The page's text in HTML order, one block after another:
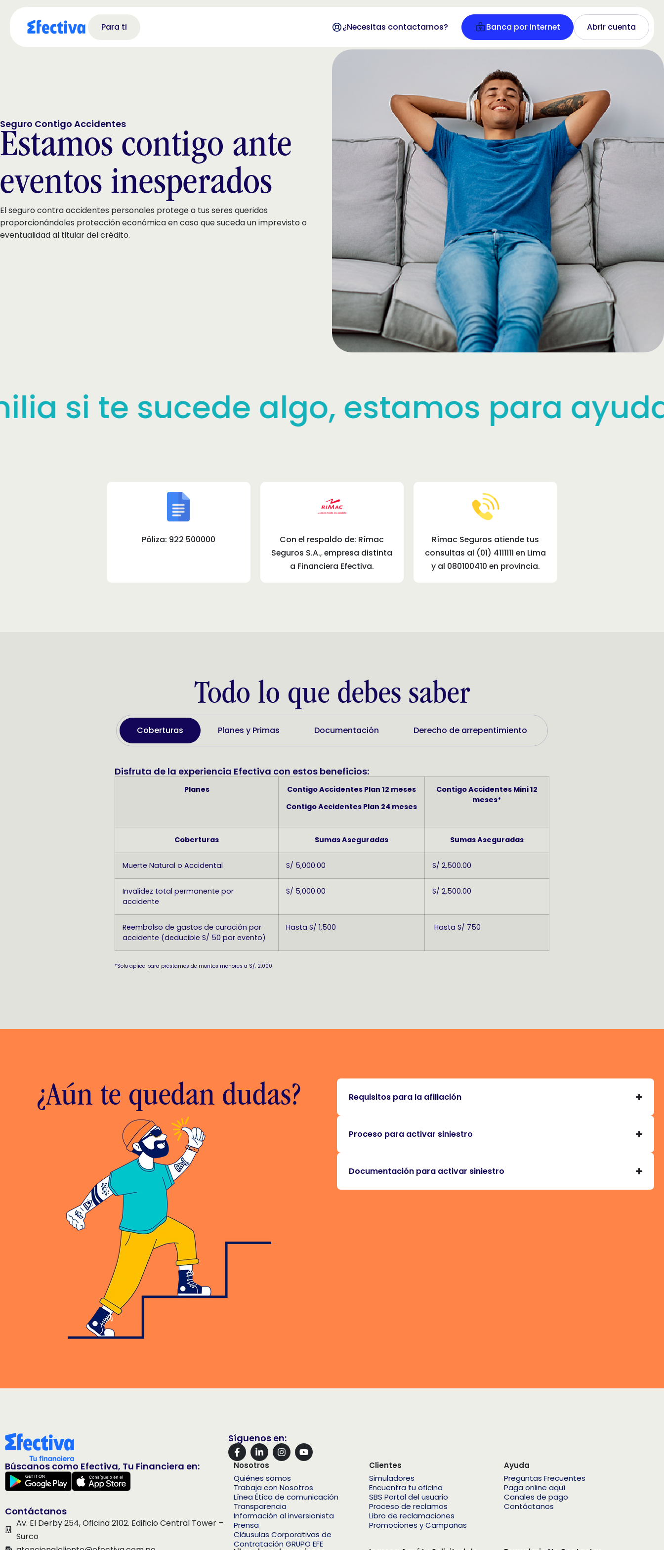
Para ti ¿Necesitas contactarnos? Banca por internet Abrir cuenta
Seguro Contigo Accidentes
Estamos contigo ante
eventos inesperados
El seguro contra accidentes personales protege a tus seres queridos
proporcionándoles protección económica en caso que suceda un imprevisto o
eventualidad al titular del crédito.
algo, estamos para ayudarte ante
Póliza: 922 500000
Con el respaldo de: Rímac
Seguros S.A., empresa distinta
a Financiera Efectiva.
Rímac Seguros atiende tus
consultas al (01) 4111111 en Lima
y al 080100410 en provincia.
Todo lo que debes saber
Coberturas Planes y Primas Documentación Derecho de arrepentimiento
Disfruta de la experiencia Efectiva con estos beneficios:
Planes
Contigo Accidentes Plan 12 meses
Contigo Accidentes Plan 24 meses
Contigo Accidentes Mini 12
meses*
Coberturas Sumas Aseguradas Sumas Aseguradas
Muerte Natural o Accidental S/ 5,000.00 S/ 2,500.00
Invalidez total permanente por
accidente
S/ 5,000.00 S/ 2,500.00
Reembolso de gastos de curación por
accidente (deducible S/ 50 por evento)
Hasta S/ 1,500 Hasta S/ 750
*Solo aplica para préstamos de montos menores a S/. 2,000
¿Aún te quedan dudas? Requisitos para la afiliación
Proceso para activar siniestro
Documentación para activar siniestro
Síguenos en:
Búscanos como Efectiva, Tu Financiera en:
Contáctanos
Av. El Derby 254, Oficina 2102. Edificio Central Tower –
Surco
Nosotros
Quiénes somos
Trabaja con Nosotros
Línea Ética de comunicación
Transparencia
Información al inversionista
Prensa
Cláusulas Corporativas de
Contratación GRUPO EFE
Clientes
Simuladores
Encuentra tu oficina
SBS Portal del usuario
Proceso de reclamos
Libro de reclamaciones
Promociones y Campañas
Ayuda
Preguntas Frecuentes
Paga online aquí
Canales de pago
Contáctanos